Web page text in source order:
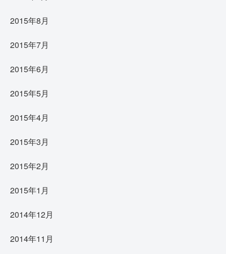
2015年8月
2015年7月
2015年6月
2015年5月
2015年4月
2015年3月
2015年2月
2015年1月
2014年12月
2014年11月